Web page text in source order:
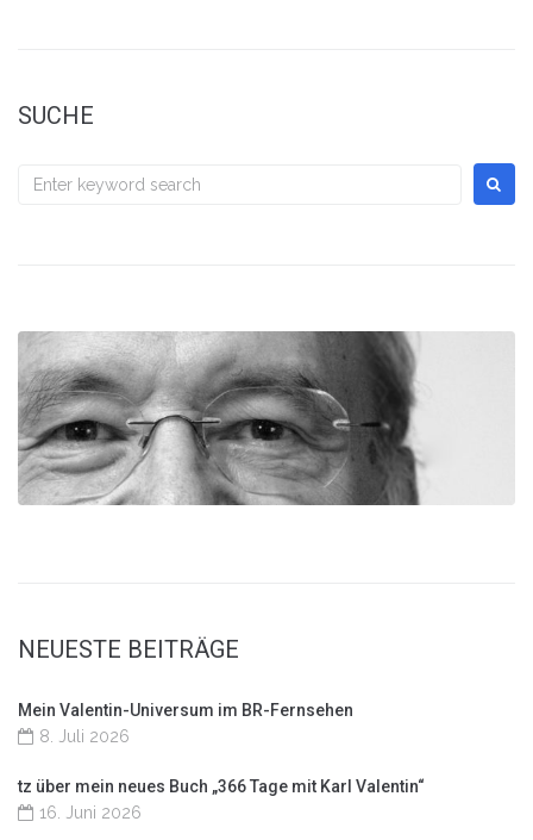
SUCHE
NEUESTE BEITRÄGE
Mein Valentin-Universum im BR-Fernsehen
8. Juli 2026
tz über mein neues Buch „366 Tage mit Karl Valentin“
16. Juni 2026